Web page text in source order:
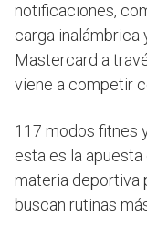
notificaciones,
carga inalámbrica
Mastercard a
viene a competir
117 modos fitnes
esta es la
materia deportiva
buscan rutinas